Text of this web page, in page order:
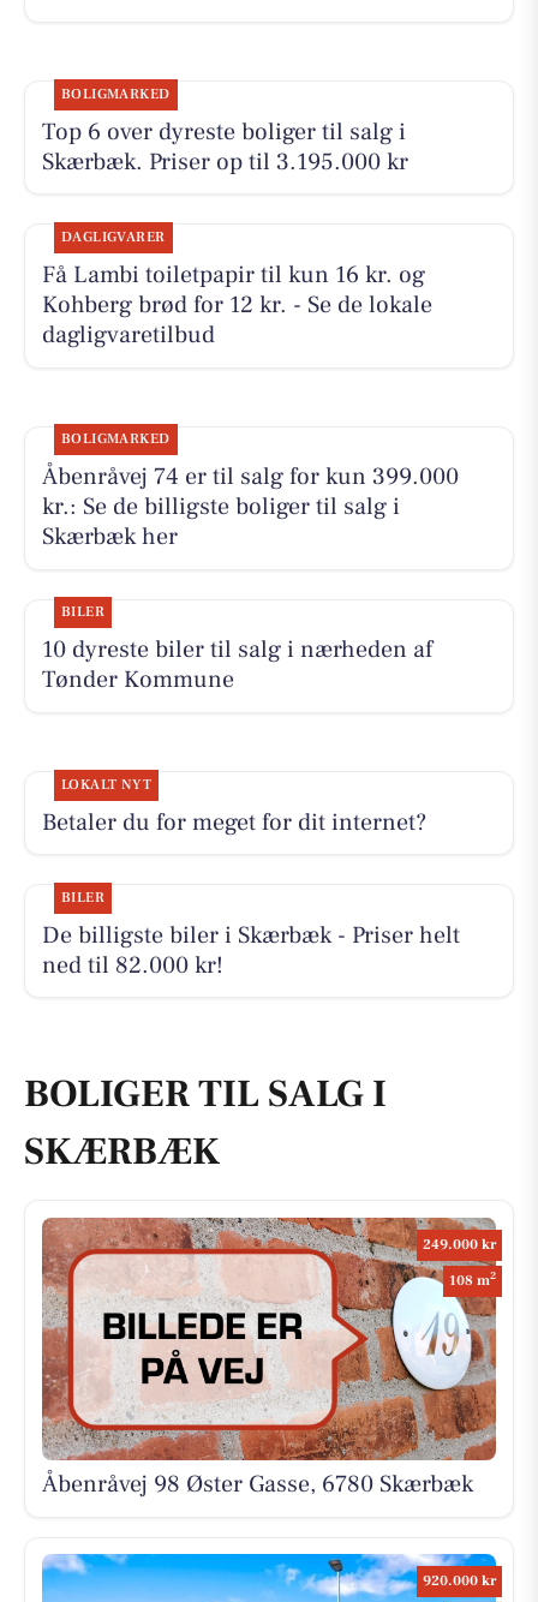
BOLIGMARKED
Top 6 over dyreste boliger til salg i
Skærbæk. Priser op til 3.195.000 kr
DAGLIGVARER
Få Lambi toiletpapir til kun 16 kr. og
Kohberg brød for 12 kr. - Se de lokale
dagligvaretilbud
BOLIGMARKED
Åbenråvej 74 er til salg for kun 399.000
kr.: Se de billigste boliger til salg i
Skærbæk her
BILER
10 dyreste biler til salg i nærheden af
Tønder Kommune
LOKALT NYT
Betaler du for meget for dit internet?
BILER
De billigste biler i Skærbæk - Priser helt
ned til 82.000 kr!
BOLIGER TIL SALG I
SKÆRBÆK
249.000 kr
108 m2
Åbenråvej 98 Øster Gasse, 6780 Skærbæk
920.000 kr